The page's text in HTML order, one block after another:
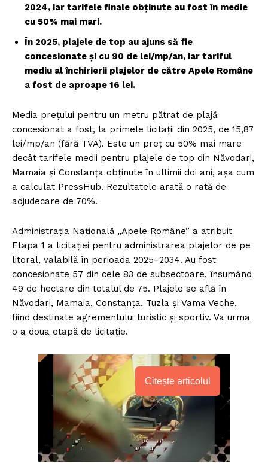
2024, iar tarifele finale obținute au fost în medie
cu 50% mai mari.
În 2025, plajele de top au ajuns să fie
concesionate și cu 90 de lei/mp/an, iar tariful
mediu al închirierii plajelor de către Apele Române
a fost de aproape 16 lei.
Media prețului pentru un metru pătrat de plajă
concesionat a fost, la primele licitații din 2025, de 15,87
lei/mp/an (fără TVA). Este un preț cu 50% mai mare
decât tarifele medii pentru plajele de top din Năvodari,
Mamaia și Constanța obținute în ultimii doi ani, așa cum
a calculat PressHub. Rezultatele arată o rată de
adjudecare de 70%.
Administrația Națională „Apele Române” a atribuit
Etapa 1 a licitației pentru administrarea plajelor de pe
litoral, valabilă în perioada 2025–2034. Au fost
concesionate 57 din cele 83 de subsectoare, însumând
49 de hectare din totalul de 75. Plajele se află în
Năvodari, Mamaia, Constanța, Tuzla și Vama Veche,
fiind destinate agrementului turistic și sportiv. Va urma
o a doua etapă de licitație.
Citește articolul